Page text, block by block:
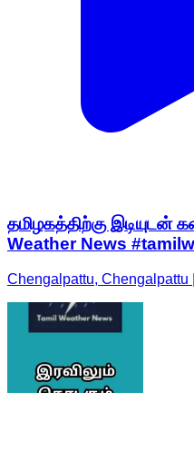
தமிழகத்திற்கு இடியுடன்
Weather News
Chengalpattu, Chengalpattu